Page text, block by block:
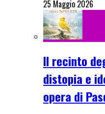
25 Maggio 2026
Il recinto
distopia e
opera di